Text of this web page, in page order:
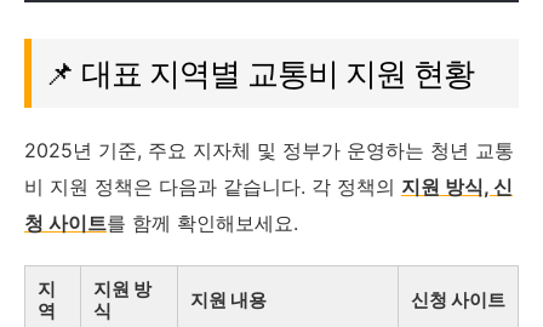
📌 대표 지역별 교통비 지원 현황
2025년 기준, 주요 지자체 및 정부가 운영하는 청년 교통
비 지원 정책은 다음과 같습니다. 각 정책의 지원 방식, 신
청 사이트를 함께 확인해보세요.
지
역
지원 방
식
지원 내용 신청 사이트